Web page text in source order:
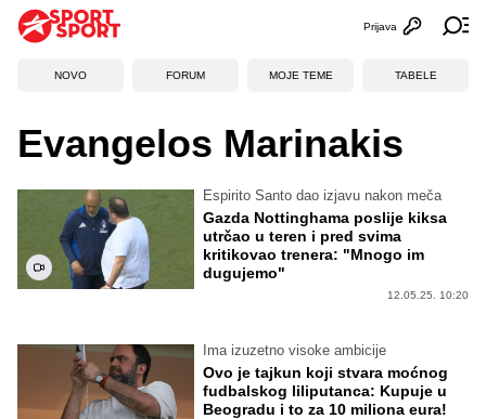
Otvori
Prijava
NOVO FORUM MOJE TEME TABELE
Evangelos Marinakis
Espirito Santo dao izjavu nakon meča
Gazda Nottinghama poslije kiksa
utrčao u teren i pred svima
kritikovao trenera: "Mnogo im
dugujemo"
12.05.25. 10:20
Ima izuzetno visoke ambicije
Ovo je tajkun koji stvara moćnog
fudbalskog liliputanca: Kupuje u
Beogradu i to za 10 miliona eura!